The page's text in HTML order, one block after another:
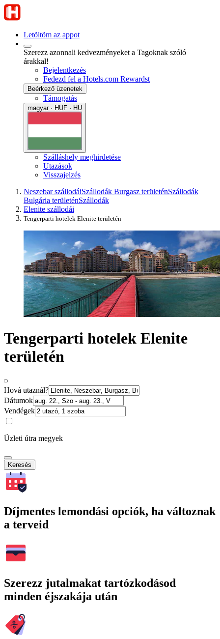
Letöltöm az appot
Szerezz azonnali kedvezményeket a Tagoknak szóló
árakkal!
Bejelentkezés
Fedezd fel a Hotels.com Rewardst
Beérkező üzenetek
Támogatás
magyar · HUF · HU
Szálláshely meghirdetése
Utazások
Visszajelzés
Neszebar szállodáiSzállodák Burgasz területénSzállodák
Bulgária területénSzállodák
Elenite szállodái
Tengerparti hotelek Elenite területén
Tengerparti hotelek Elenite
területén
Hová utaznál?
Dátumok
Vendégek
Üzleti útra megyek
Keresés
Díjmentes lemondási opciók, ha változnak
a terveid
Szerezz jutalmakat tartózkodásod
minden éjszakája után